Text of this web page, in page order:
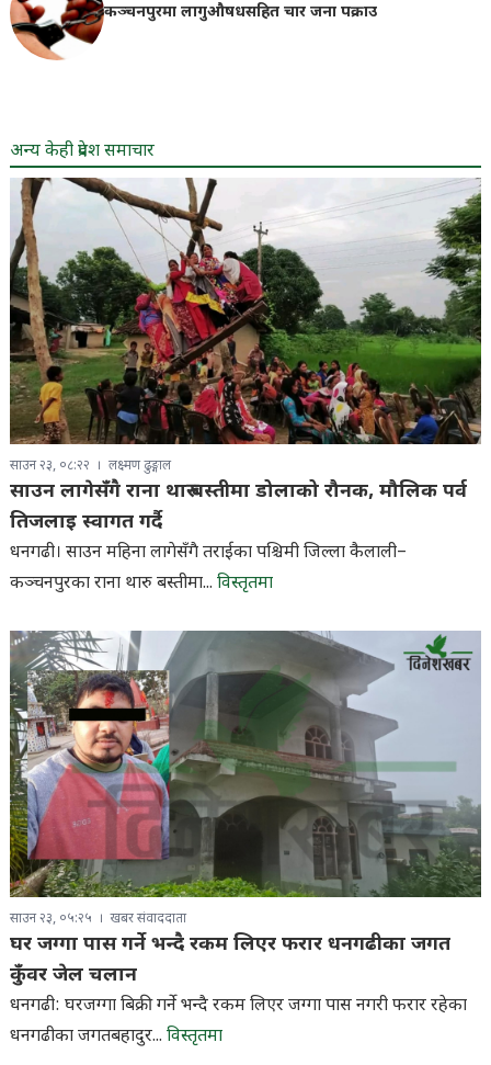
कञ्चनपुरमा लागुऔषधसहित चार जना पक्राउ
अन्य केही प्रदेश समाचार
साउन २३, ०८:२२ लक्ष्मण ढुङ्गाल
साउन लागेसँगै राना थारु बस्तीमा डोलाको रौनक, मौलिक पर्व
तिजलाइ स्वागत गर्दै
धनगढी। साउन महिना लागेसँगै तराईका पश्चिमी जिल्ला कैलाली–
कञ्चनपुरका राना थारु बस्तीमा... विस्तृतमा
साउन २३, ०५:२५ खबर संवाददाता
घर जग्गा पास गर्ने भन्दै रकम लिएर फरार धनगढीका जगत
कुँवर जेल चलान
धनगढी: घरजग्गा बिक्री गर्ने भन्दै रकम लिएर जग्गा पास नगरी फरार रहेका
धनगढीका जगतबहादुर... विस्तृतमा